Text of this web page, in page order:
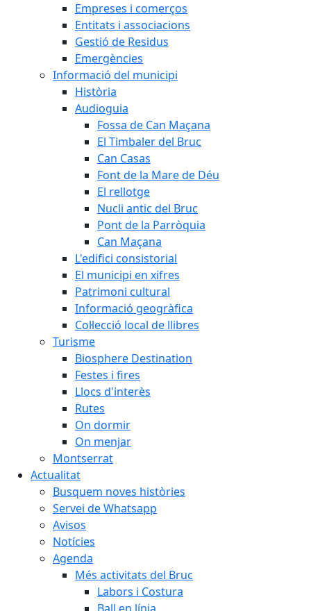
Empreses i comerços
Entitats i associacions
Gestió de Residus
Emergències
Informació del municipi
Història
Audioguia
Fossa de Can Maçana
El Timbaler del Bruc
Can Casas
Font de la Mare de Déu
El rellotge
Nucli antic del Bruc
Pont de la Parròquia
Can Maçana
L'edifici consistorial
El municipi en xifres
Patrimoni cultural
Informació geogràfica
Col·lecció local de llibres
Turisme
Biosphere Destination
Festes i fires
Llocs d'interès
Rutes
On dormir
On menjar
Montserrat
Actualitat
Busquem noves històries
Servei de Whatsapp
Avisos
Notícies
Agenda
Més activitats del Bruc
Labors i Costura